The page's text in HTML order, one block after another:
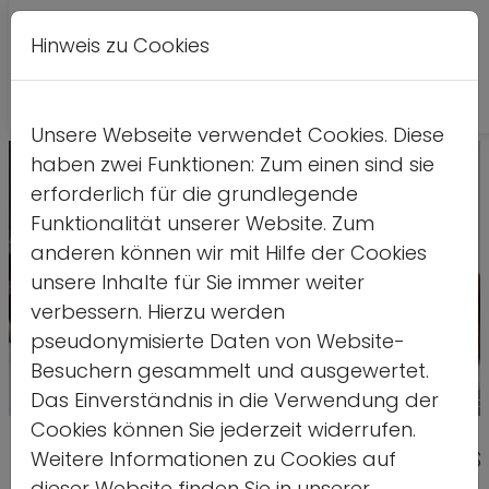
Quelle: Julia
Abschlusstagung des Netzwerks
Hinweis zu Cookies
Unsere Webseite verwendet Cookies. Diese
haben zwei Funktionen: Zum einen sind sie
erforderlich für die grundlegende
Funktionalität unserer Website. Zum
anderen können wir mit Hilfe der Cookies
unsere Inhalte für Sie immer weiter
verbessern. Hierzu werden
pseudonymisierte Daten von Website-
Besuchern gesammelt und ausgewertet.
Das Einverständnis in die Verwendung der
Cookies können Sie jederzeit widerrufen.
Weitere Informationen zu Cookies auf